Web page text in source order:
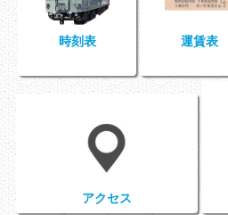
時刻表 運賃表
アクセス